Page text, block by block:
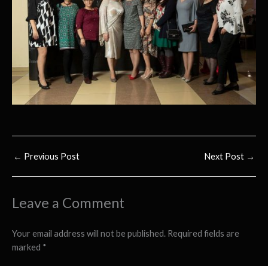
← Previous Post Next Post →
Leave a Comment
Your email address will not be published. Required fields are
marked *